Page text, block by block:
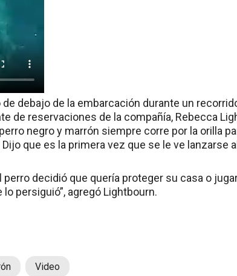
debajo de la embarcación durante un
de reservaciones de la compañía, Rebecca
negro y marrón siempre corre por la orilla
que es la primera vez que se le ve lanzarse
perro decidió que quería proteger su casa o
lo persiguió”, agregó Lightbourn.
Video